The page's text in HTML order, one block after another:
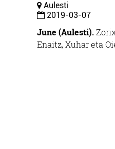
Aulesti
2019-03-07
June (Aulesti).
Enaitz, Xuhar eta